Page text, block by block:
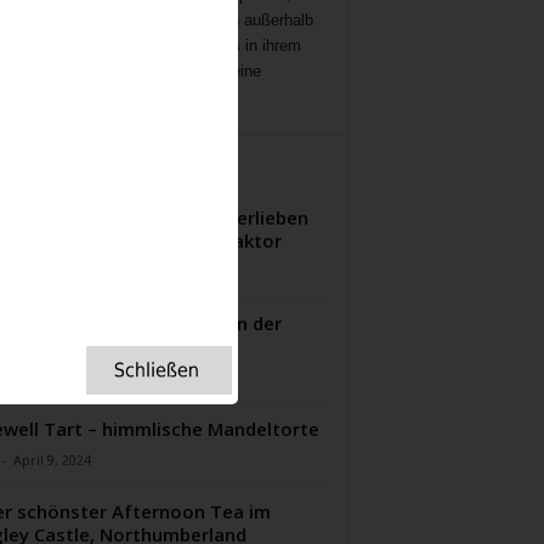
mit Menschen außerhalb
die aber Besonderes in ihrem
geleistet haben, Menschen, die eine
Trifle einfach zum Verlieben
mit Wow-Faktor
Herbststimmung in der
September 11, 2024
Tart – himmlische Mandeltorte
- April 9, 2024
schönster Afternoon Tea im
Castle, Northumberland